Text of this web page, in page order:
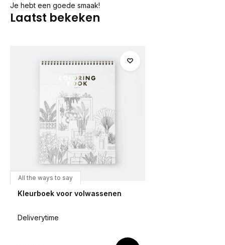
Je hebt een goede smaak!
Laatst bekeken
All the ways to say
Kleurboek voor volwassenen
Deliverytime